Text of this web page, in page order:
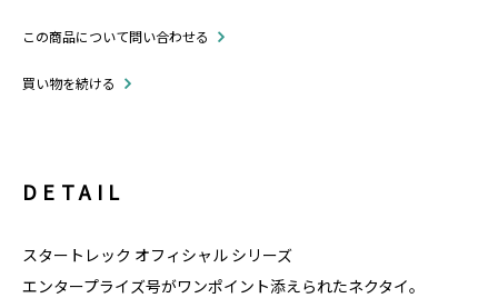
この商品について問い合わせる
買い物を続ける
DETAIL
スタートレック オフィシャル シリーズ
エンタープライズ号がワンポイント添えられたネクタイ。